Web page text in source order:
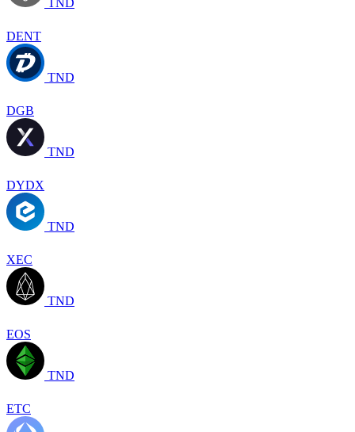
DENT
TND
DGB
TND
DYDX
TND
XEC
TND
EOS
TND
ETC